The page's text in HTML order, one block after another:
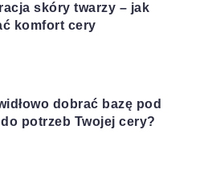
skóry twarzy – jak
komfort cery
dobrać bazę pod
potrzeb Twojej cery?